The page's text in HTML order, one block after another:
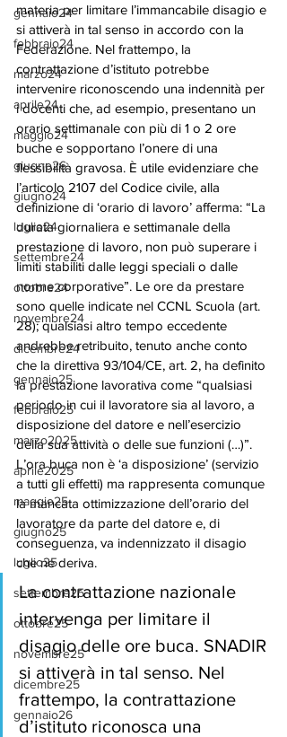
gennaio24
febbraio24
marzo24
aprile24
maggio24
giugno26
giugno24
luglio24
settembre24
ottobre24
novembre24
dicembre24
gennaio25
febbraio25
marzo2025
aprile2025
maggio25
giugno25
luglio25
settembre25
ottobre25
novembre25
dicembre25
gennaio26
materia per limitare l’immancabile disagio e
si attiverà in tal senso in accordo con la
Federazione. Nel frattempo, la
contrattazione d’istituto potrebbe
intervenire riconoscendo una indennità per
i docenti che, ad esempio, presentano un
orario settimanale con più di 1 o 2 ore
buche e sopportano l’onere di una
flessibilità gravosa. È utile evidenziare che
l’articolo 2107 del Codice civile, alla
definizione di ‘orario di lavoro’ afferma: “La
durata giornaliera e settimanale della
prestazione di lavoro, non può superare i
limiti stabiliti dalle leggi speciali o dalle
norme corporative”. Le ore da prestare
sono quelle indicate nel CCNL Scuola (art.
28); qualsiasi altro tempo eccedente
andrebbe retribuito, tenuto anche conto
che la direttiva 93/104/CE, art. 2, ha definito
la prestazione lavorativa come “qualsiasi
periodo in cui il lavoratore sia al lavoro, a
disposizione del datore e nell’esercizio
della sua attività o delle sue funzioni (…)”.
L’ora buca non è ‘a disposizione’ (servizio
a tutti gli effetti) ma rappresenta comunque
la mancata ottimizzazione dell’orario del
lavoratore da parte del datore e, di
conseguenza, va indennizzato il disagio
che ne deriva.
La contrattazione nazionale
intervenga per limitare il
disagio delle ore buca. SNADIR
si attiverà in tal senso. Nel
frattempo, la contrattazione
d’istituto riconosca una